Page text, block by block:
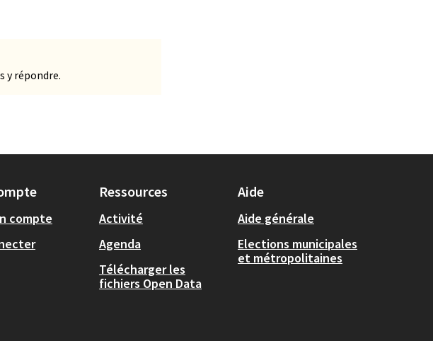
y répondre.
compte
Ressources
Activité
Agenda
Télécharger les
fichiers Open Data
Aide
Aide générale
Elections municipales
et métropolitaines